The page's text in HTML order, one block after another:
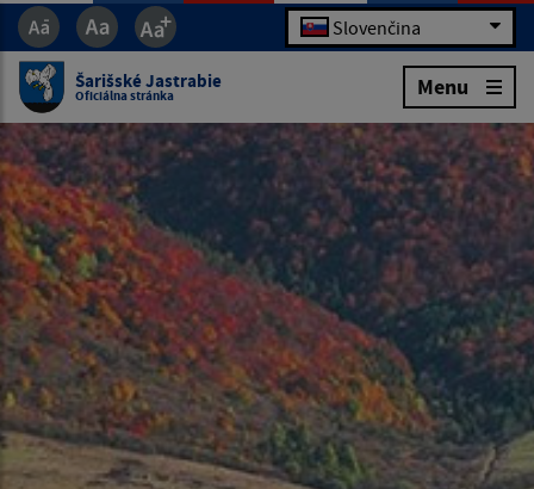
Slovenčina
Šarišské Jastrabie
Oficiálna stránka Menu